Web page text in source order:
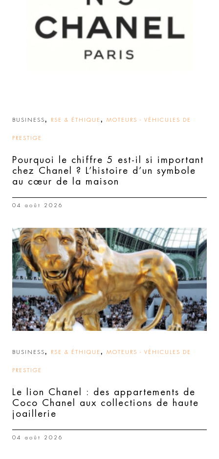
BUSINESS, RSE & ÉTHIQUE , MOTEURS - VÉHICULES DE
PRESTIGE
Pourquoi le chiffre 5 est-il si important
chez Chanel ? L’histoire d’un symbole
au cœur de la maison
04 août 2026
BUSINESS, RSE & ÉTHIQUE , MOTEURS - VÉHICULES DE
PRESTIGE
Le lion Chanel : des appartements de
Coco Chanel aux collections de haute
joaillerie
04 août 2026